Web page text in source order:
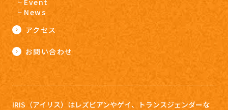
News
アクセス
お問い合わせ
IRIS（アイリス）はレズビアンやゲイ、トランスジェンダーな